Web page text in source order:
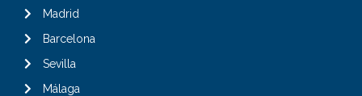
Madrid
Barcelona
Sevilla
Málaga